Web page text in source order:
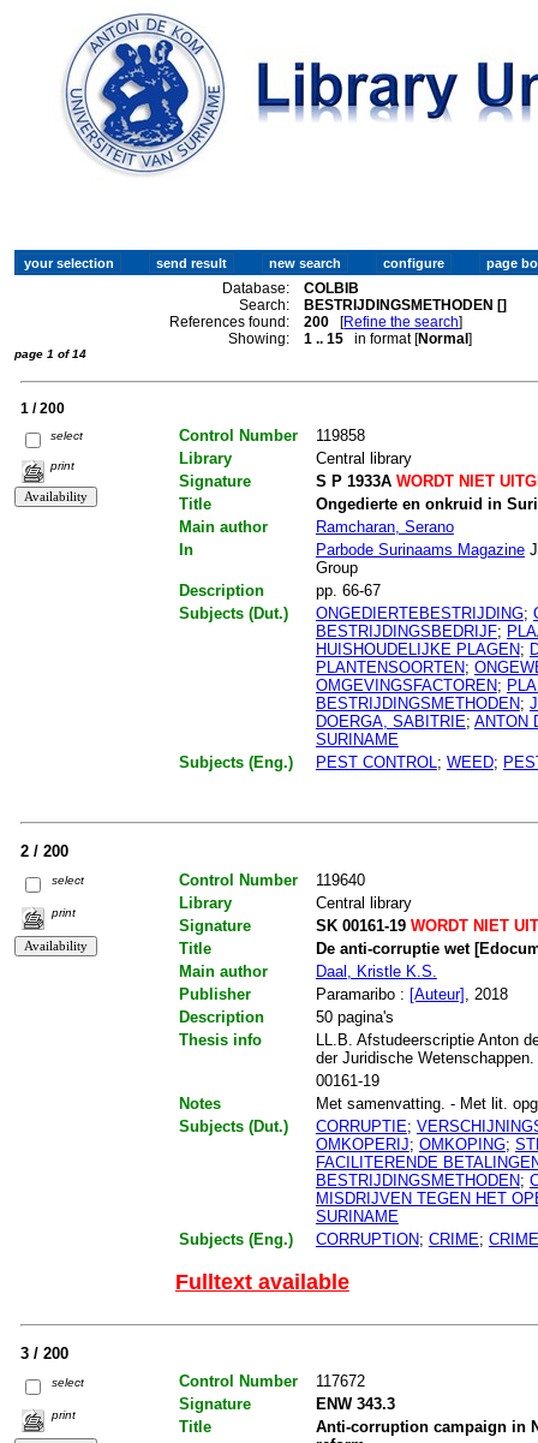
Database:
COLBIB
Search:
BESTRIJDINGSMETHODEN []
References found:
200 [Refine the search]
Showing:
1 .. 15 in format [Normal]
page 1 of 14
1 / 200
select
print
Control Number
119858
Library
Central library
Signature
S P 1933AWORDT NIET
Title
Ongedierte en onkruid in
Main author
Ramcharan, Serano
In
Parbode Surinaams Magazine
Group
Description
pp. 66-67
Subjects (Dut.)
ONGEDIERTEBESTRIJDING;
BESTRIJDINGSBEDRIJF;
HUISHOUDELIJKE PLAGEN;
PLANTENSOORTEN;
OMGEVINGSFACTOREN;
BESTRIJDINGSMETHODEN;
DOERGA, SABITRIE; ANTON
SURINAME
Subjects (Eng.)
PEST CONTROL ; WEED;
2 / 200
select
print
Control Number
119640
Library
Central library
Signature
SK 00161-19WORDT NIET
Title
De anti-corruptie wet
Main author
Daal, Kristle K.S.
Publisher
Paramaribo : [Auteur] , 2018
Description
50 pagina's
Thesis info
LL.B. Afstudeerscriptie Anton
der Juridische
00161-19
Notes
Met samenvatting. - Met lit.
Subjects (Dut.)
CORRUPTIE;
OMKOPERIJ; OMKOPING;
FACILITERENDE
BESTRIJDINGSMETHODEN;
MISDRIJVEN TEGEN HET
SURINAME
Subjects (Eng.)
CORRUPTION; CRIME;
Fulltext available
3 / 200
select
print
Control Number
117672
Signature
ENW 343.3
Title
Anti-corruption campaign in